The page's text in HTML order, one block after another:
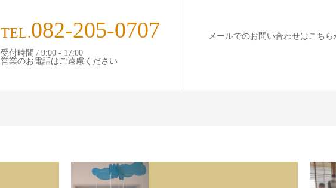
TEL.082-205-0707
受付時間 / 9:00 - 17:00
営業のお電話はご遠慮ください
メールでのお問い合わせはこちら